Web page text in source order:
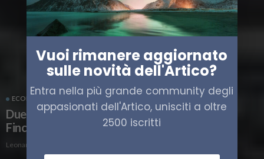
ECONOMIA TRASPORTO
Due nuove navi expedition “polari” per
Fincantieri
Leonardo Parigi
Vuoi rimanere aggiornato
sulle novità dell'Artico?
Entra nella più grande community degli
appasionati dell'Artico, unisciti a oltre
2500 iscritti